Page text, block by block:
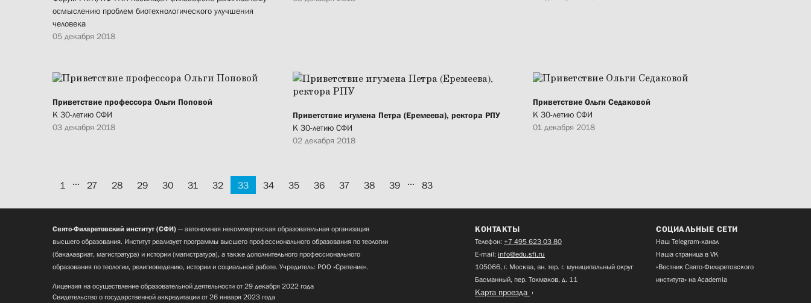
осмыслению проблем биотехнологического улучшения
человека
05 декабря 2018
Приветствие профессора Ольги Поповой
К 30-летию СФИ
03 декабря 2018
Приветствие игумена Петра (Еремеева), ректора РПУ
К 30-летию СФИ
02 декабря 2018
Приветствие Ольги Седаковой
К 30-летию СФИ
01 декабря 2018
1 ... 27 28 29 30 31 32 33 34 35 36 37 38 39 ... 83
Свято-Филаретовский институт (СФИ) — автономная некоммерческая образовательная организация
высшего образования. Институт реализует программы высшего профессионального образования по теологии
(бакалавриат, магистратура) и истории (магистратура), а также дополнительного профессионального
образования по теологии, религиоведению, истории и социальной работе. Учредитель: РОО «Сретение».
Лицензия на осуществление образовательной деятельности от 29 декабря 2022 года
Свидетельство о государственной аккредитации от 26 января 2023 года
КОНТАКТЫ
Телефон: +7 495 623 03 80
E-mail: info@edu.sfi.ru
105066, г. Москва, вн. тер. г. муниципальный округ
Басманный, пер. Токмаков, д. 11
Карта проезда
СОЦИАЛЬНЫЕ СЕТИ
Наш Telegram-канал
Наша страница в VK
«Вестник Свято-Филаретовского
института» на Academia